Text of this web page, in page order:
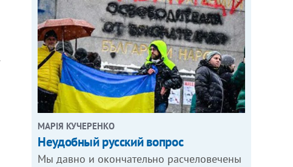
МАРІЯ КУЧЕРЕНКО
​Неудобный русский вопрос
Мы давно и окончательно расчеловечены